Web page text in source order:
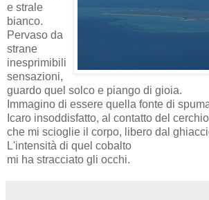
e strale
bianco.
Pervaso da
strane
inesprimibili
sensazioni,
guardo quel solco e piango di gioia.
Immagino di essere quella fonte di
Icaro insoddisfatto, al contatto del
che mi scioglie il corpo, libero dal
L'intensità di quel cobalto
mi ha stracciato gli occhi.